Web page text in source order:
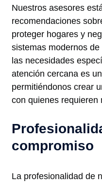
Nuestros asesores
recomendaciones
proteger hogares y
sistemas modernos
las necesidades
atención cercana es
permitiéndonos crear
con quienes requieren
compromiso
La profesionalidad de